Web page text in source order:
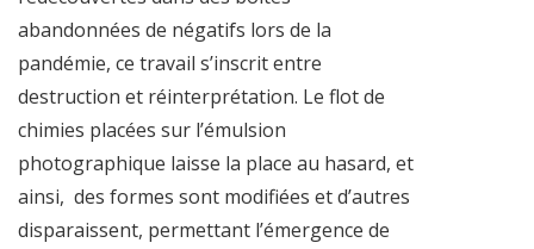
abandonnées de négatifs lors de la
pandémie, ce travail s’inscrit entre
destruction et réinterprétation. Le flot de
chimies placées sur l’émulsion
photographique laisse la place au hasard, et
ainsi, des formes sont modifiées et d’autres
disparaissent, permettant l’émergence de